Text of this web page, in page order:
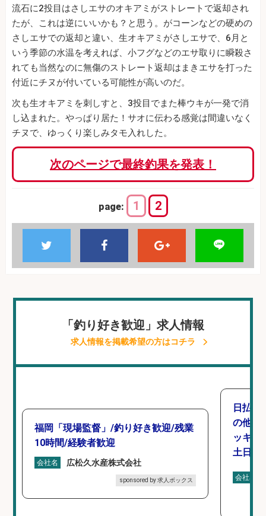
流石に2投目はさしエサのオキアミがストレートで返却され
たが、これは逆にいいかも？と思う。がコーンなどの硬めの
さしエサでの返却と違い、生オキアミがさしエサで、6月と
いう季節の水温を考えれば、小フグなどのエサ取りに瞬殺さ
れても当然なのに無傷のストレート返却はまきエサを打った
付近にチヌが付いている可能性が高いのだ。
次も生オキアミを刺しすと、3投目でまた棒ウキが一発で消
し込まれた。やっぱり居た！サオに伝わる感覚は間違いなく
チヌで、ゆっくり楽しみタモ入れした。
次のページで最終釣果を発表！
page: 1 2
「釣り好き歓迎」求人情報
求人情報を掲載希望の方はコチラ
福岡「現場監督」/釣り好き歓迎/残業
10時間/経験者歓迎
会社名 広松久水産株式会社
sponsored by 求人ボックス
日払い
の他/
ッキン
土日休
会社名